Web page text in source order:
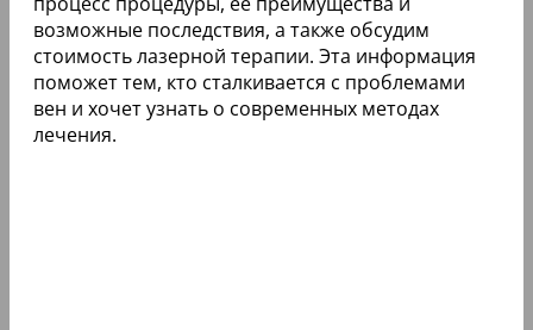
возможные последствия, а также обсудим
стоимость лазерной терапии. Эта информация
поможет тем, кто сталкивается с проблемами
вен и хочет узнать о современных методах
лечения.